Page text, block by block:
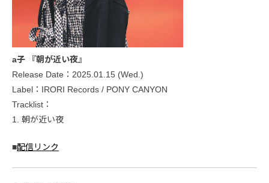
a子 『朝が近い夜』
Release Date：2025.01.15 (Wed.)
Label：IRORI Records / PONY CANYON
Tracklist：
1. 朝が近い夜
■配信リンク